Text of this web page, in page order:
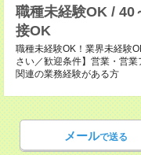
職種未経験OK / 40
接OK
職種未経験OK！業界未経験
さい／歓迎条件】営業・営
関連の業務経験がある方
メールで送る